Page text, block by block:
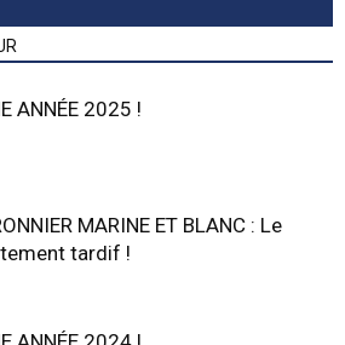
ANNÉE 2025 !
MARINE ET BLANC : Le
tardif !